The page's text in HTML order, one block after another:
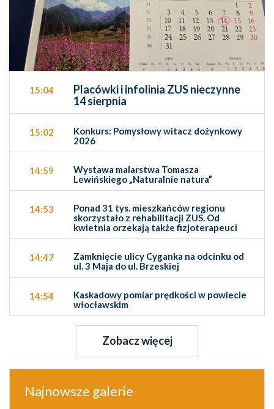
15:04
Placówki i infolinia ZUS nieczynne
14 sierpnia
15:02
Konkurs: Pomysłowy witacz dożynkowy
2026
14:59
Wystawa malarstwa Tomasza
Lewińskiego „Naturalnie natura”
14:53
Ponad 31 tys. mieszkańców regionu
skorzystało z rehabilitacji ZUS. Od
kwietnia orzekają także fizjoterapeuci
14:47
Zamknięcie ulicy Cyganka na odcinku od
ul. 3 Maja do ul. Brzeskiej
14:54
Kaskadowy pomiar prędkości w powiecie
włocławskim
Zobacz więcej
Najnowsze galerie